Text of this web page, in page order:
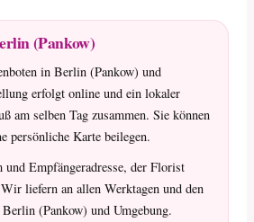
(Pankow)
in Berlin (Pankow) und
erfolgt online und ein lokaler
am selben Tag zusammen. Sie können
persönliche Karte beilegen.
und Empfängeradresse, der Florist
liefern an allen Werktagen und den
(Pankow) und Umgebung.